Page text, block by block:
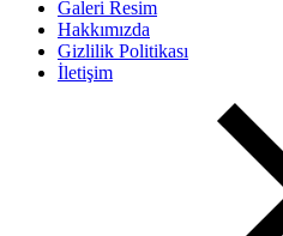
Galeri Resim
Hakkımızda
Gizlilik Politikası
İletişim